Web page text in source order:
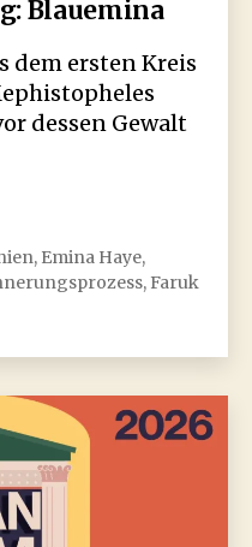
Blauemina
dem ersten Kreis
dessen Gewalt
, Emina Haye,
, Faruk